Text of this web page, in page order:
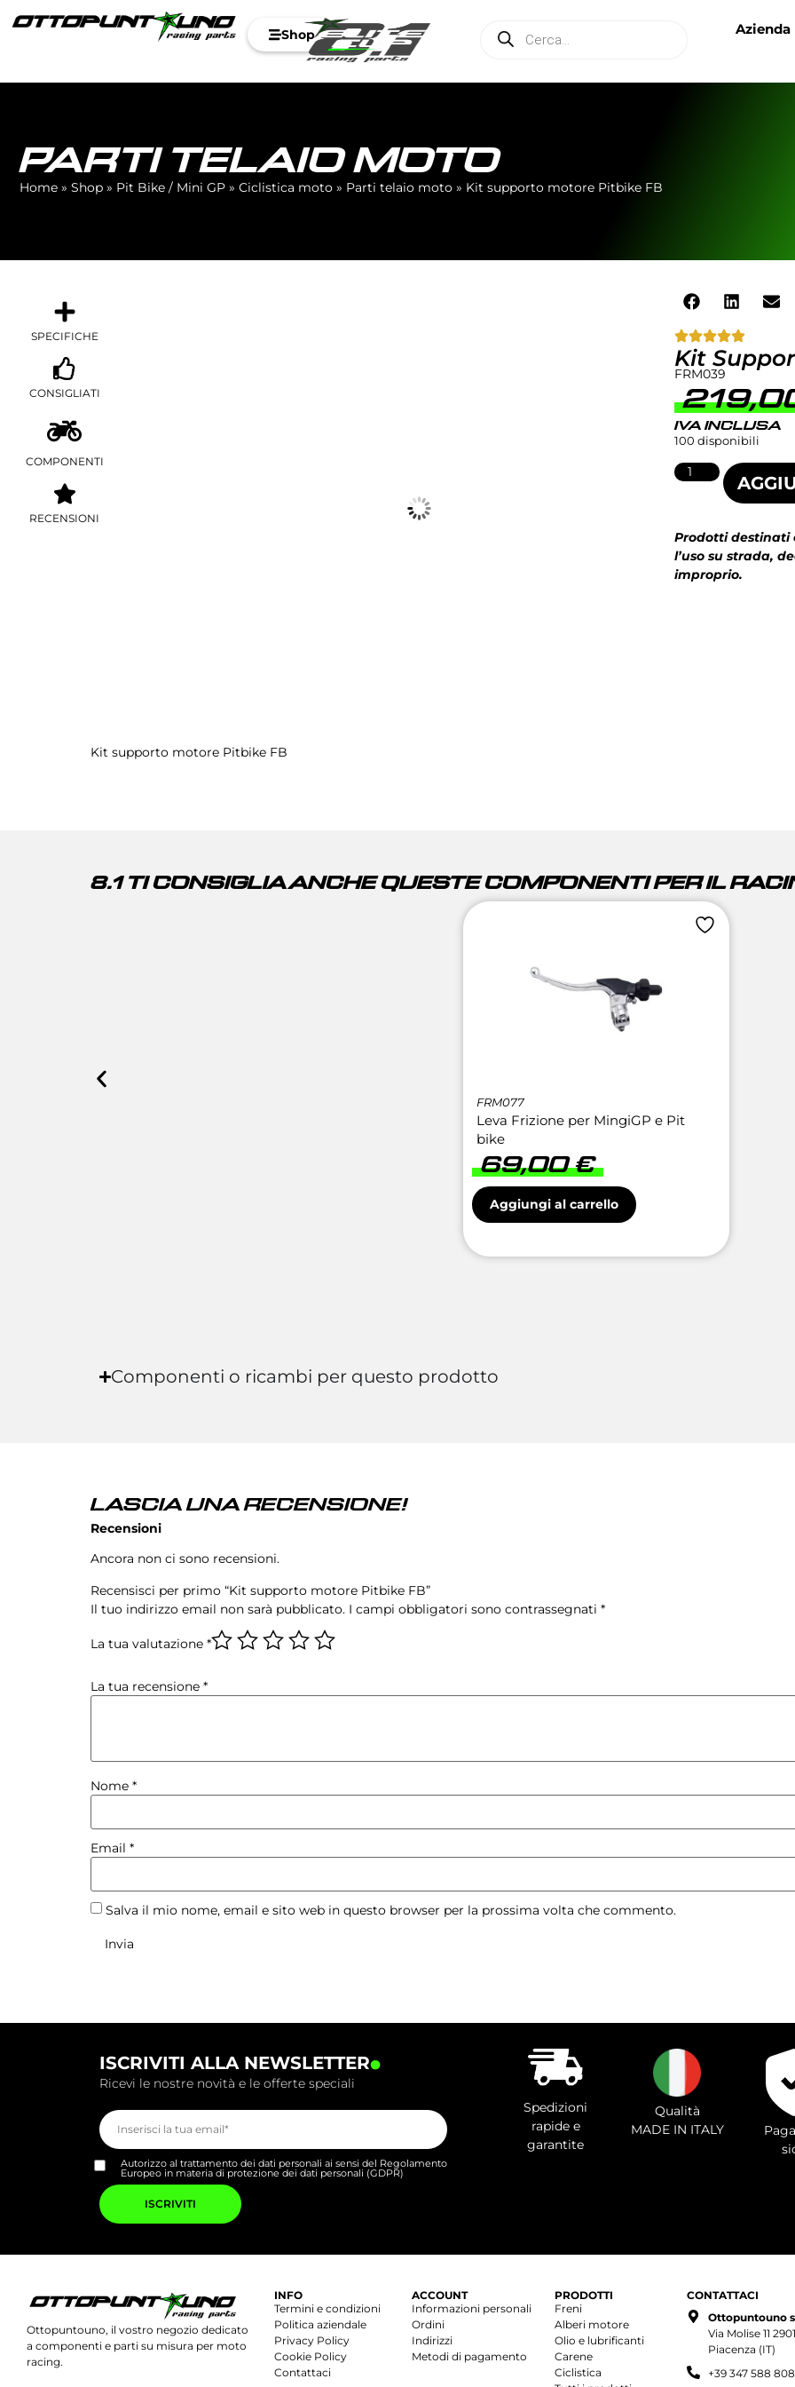
Shop Azienda
PARTI TELAIO MOTO
Home » Shop » Pit Bike / Mini GP » Ciclistica moto » Parti telaio moto » Kit supporto motore Pitbike FB
SPECIFICHE
CONSIGLIATI
COMPONENTI
RECENSIONI
Kit
FRM039
IVA INCLUSA
100 disponibili
Prodotti destinati
l’uso su strada,
improprio.
Kit supporto motore Pitbike FB
8.1 TI CONSIGLIA ANCHE QUESTE COMPONENTI PER IL
FRM077
Leva Frizione per MingiGP e Pit
bike
69,00€
Aggiungi al carrello
Componenti o ricambi per questo prodotto
LASCIA UNA RECENSIONE!
Recensioni
Ancora non ci sono recensioni.
Recensisci per primo “Kit supporto motore Pitbike FB”
Il tuo indirizzo email non sarà pubblicato. I campi obbligatori sono contrassegnati *
La tua valutazione *
La tua recensione *
Nome *
Email *
Salva il mio nome, email e sito web in questo browser per la prossima volta che commento.
ISCRIVITI ALLA NEWSLETTER.
Ricevi le nostre novità e le offerte speciali
Autorizzo al trattamento dei dati personali ai sensi del Regolamento
Europeo in materia di protezione dei dati personali (GDPR)
Si
prega
di
lasciare
questo
Spedizioni
rapide e
garantite
Qualità
MADE IN ITALY
Ottopuntouno, il vostro negozio dedicato
a componenti e parti su misura per moto
racing.
INFO
Termini e condizioni
Politica aziendale
Privacy Policy
Cookie Policy
Contattaci
ACCOUNT
Informazioni personali
Ordini
Indirizzi
Metodi di pagamento
PRODOTTI
Freni
Alberi motore
Olio e lubrificanti
Carene
Ciclistica
CONTATTACI
Ottopuntouno
Via Molise 11
Piacenza (IT)
+39 347 588